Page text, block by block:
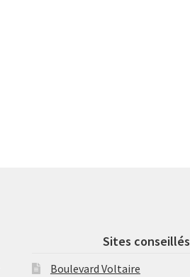
Sites conseillés
Boulevard Voltaire